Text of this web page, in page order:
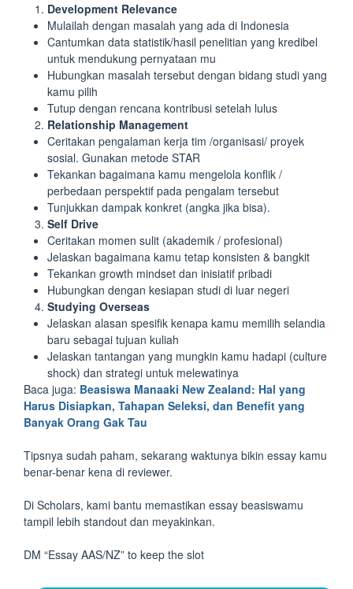
Development Relevance
Mulailah dengan masalah yang ada di Indonesia
Cantumkan data statistik/hasil penelitian yang kredibel
untuk mendukung pernyataan mu
Hubungkan masalah tersebut dengan bidang studi yang
kamu pilih
Tutup dengan rencana kontribusi setelah lulus
Relationship Management
Ceritakan pengalaman kerja tim /organisasi/ proyek
sosial. Gunakan metode STAR
Tekankan bagaimana kamu mengelola konflik /
perbedaan perspektif pada pengalam tersebut
Tunjukkan dampak konkret (angka jika bisa).
Self Drive
Ceritakan momen sulit (akademik / profesional)
Jelaskan bagaimana kamu tetap konsisten & bangkit
Tekankan growth mindset dan inisiatif pribadi
Hubungkan dengan kesiapan studi di luar negeri
Studying Overseas
Jelaskan alasan spesifik kenapa kamu memilih selandia
baru sebagai tujuan kuliah
Jelaskan tantangan yang mungkin kamu hadapi (culture
shock) dan strategi untuk melewatinya
Baca juga: Beasiswa Manaaki New Zealand: Hal yang
Harus Disiapkan, Tahapan Seleksi, dan Benefit yang
Banyak Orang Gak Tau
Tipsnya sudah paham, sekarang waktunya bikin essay kamu
benar-benar kena di reviewer.
Di Scholars, kami bantu memastikan essay beasiswamu
tampil lebih standout dan meyakinkan.
DM “Essay AAS/NZ” to keep the slot